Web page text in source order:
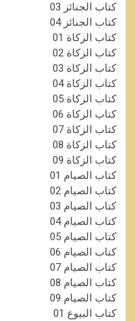
كتاب الجنائز 03
كتاب الجنائز 04
كتاب الزكاة 01
كتاب الزكاة 02
كتاب الزكاة 03
كتاب الزكاة 04
كتاب الزكاة 05
كتاب الزكاة 06
كتاب الزكاة 07
كتاب الزكاة 08
كتاب الزكاة 09
كتاب الصيام 01
كتاب الصيام 02
كتاب الصيام 03
كتاب الصيام 04
كتاب الصيام 05
كتاب الصيام 06
كتاب الصيام 07
كتاب الصيام 08
كتاب الصيام 09
كتاب البيوع 01